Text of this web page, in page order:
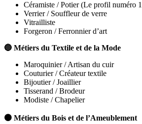
Céramiste / Potier (Le profil numéro
Verrier / Souffleur de verre
Vitrailliste
Forgeron / Ferronnier d’art
🔵 Métiers du Textile et de la Mode
Maroquinier / Artisan du cuir
Couturier / Créateur textile
Bijoutier / Joaillier
Tisserand / Brodeur
Modiste / Chapelier
🟤 Métiers du Bois et de l’Ameublement